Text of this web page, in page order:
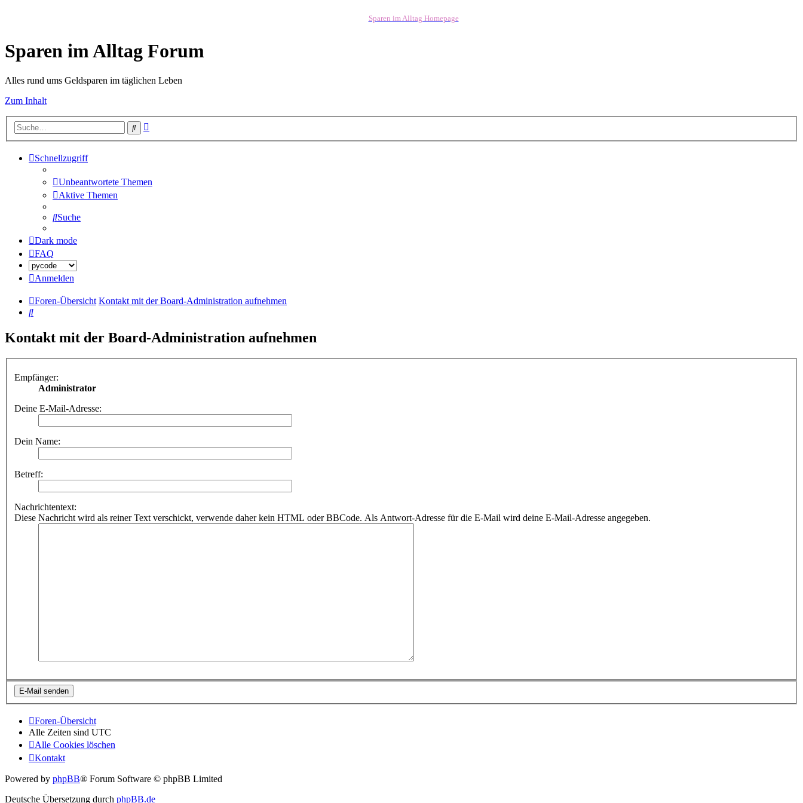
Sparen im Alltag Homepage(Opens a new tab)
Sparen im Alltag Forum
Alles rund ums Geldsparen im täglichen Leben
Zum Inhalt
Suche
Schnellzugriff
Unbeantwortete Themen
Aktive Themen
Suche
Dark mode
FAQ
Anmelden
Foren-Übersicht Kontakt mit der Board-Administration aufnehmen
Suche
Kontakt mit der Board-Administration aufnehmen
Empfänger:
Administrator
Deine E-Mail-Adresse:
Dein Name:
Betreff:
Nachrichtentext:
Diese Nachricht wird als reiner Text verschickt, verwende daher kein HTML oder BBCode. Als Antwort-Adresse für die E-Mail wird deine E-Mail-Adresse angegeben.
Foren-Übersicht
Alle Zeiten sind UTC
Alle Cookies löschen
Kontakt
Powered by phpBB® Forum Software © phpBB Limited
Deutsche Übersetzung durch phpBB.de